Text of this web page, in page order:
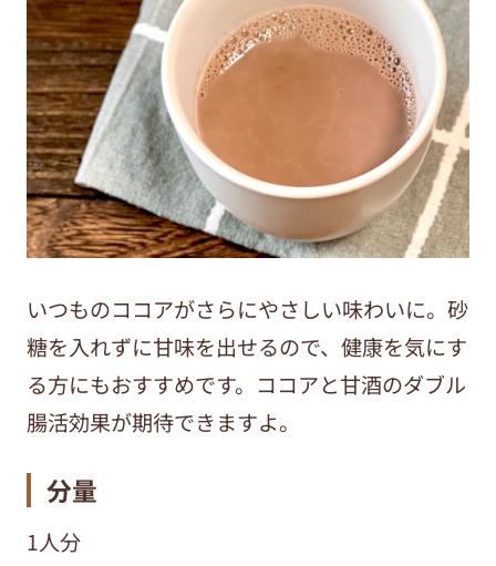
いつものココアがさらにやさしい味わいに。砂
糖を入れずに甘味を出せるので、健康を気にす
る方にもおすすめです。ココアと甘酒のダブル
腸活効果が期待できますよ。
分量
1人分